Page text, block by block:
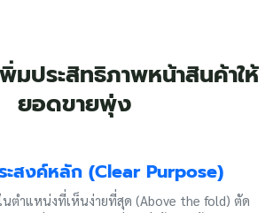
มประสิทธิภาพหน้าสินค้าให้
ยอดขายพุ่ง
ะสงค์หลัก (Clear Purpose)
นตำแหน่งที่เห็นง่ายที่สุด (Above the fold) ตัด